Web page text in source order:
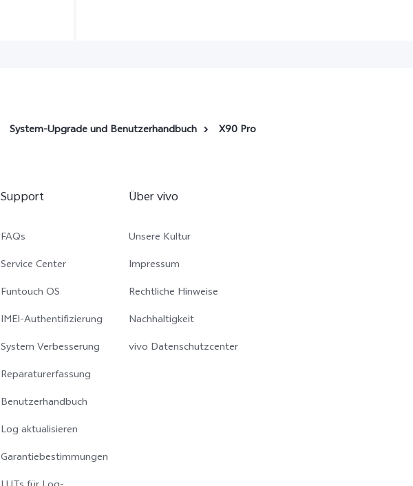
System-Upgrade und Benutzerhandbuch X90 Pro
Support
FAQs
Service Center
Funtouch OS
IMEI-Authentifizierung
System Verbesserung
Reparaturerfassung
Benutzerhandbuch
Log aktualisieren
Garantiebestimmungen
Über vivo
Unsere Kultur
Impressum
Rechtliche Hinweise
Nachhaltigkeit
vivo Datenschutzcenter